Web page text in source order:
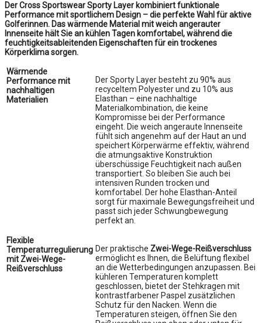
Der Cross Sportswear Sporty Layer kombiniert funktionale
Performance mit sportlichem Design – die perfekte Wahl für aktive
Golferinnen. Das wärmende Material mit weich angerauter
Innenseite hält Sie an kühlen Tagen komfortabel, während die
feuchtigkeitsableitenden Eigenschaften für ein trockenes
Körperklima sorgen.
Wärmende
Performance mit
nachhaltigen
Materialien
Der Sporty Layer besteht zu 90% aus
recyceltem Polyester und zu 10% aus
Elasthan – eine nachhaltige
Materialkombination, die keine
Kompromisse bei der Performance
eingeht. Die weich angeraute Innenseite
fühlt sich angenehm auf der Haut an und
speichert Körperwärme effektiv, während
die atmungsaktive Konstruktion
überschüssige Feuchtigkeit nach außen
transportiert. So bleiben Sie auch bei
intensiven Runden trocken und
komfortabel. Der hohe Elasthan-Anteil
sorgt für maximale Bewegungsfreiheit und
passt sich jeder Schwungbewegung
perfekt an.
Flexible
Temperaturregulierung
mit Zwei-Wege-
Reißverschluss
Der praktische Zwei-Wege-Reißverschluss
ermöglicht es Ihnen, die Belüftung flexibel
an die Wetterbedingungen anzupassen. Bei
kühleren Temperaturen komplett
geschlossen, bietet der Stehkragen mit
kontrastfarbener Paspel zusätzlichen
Schutz für den Nacken. Wenn die
Temperaturen steigen, öffnen Sie den